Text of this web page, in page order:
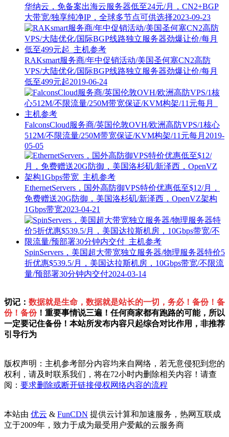
华纳云，免备案出海云服务器低至24元/月，CN2+BGP
大带宽/独享纯净IP，全球多节点可供选择2023-09-23
RAKsmart服务商/年中促销活动/美国圣何塞CN2高防
VPS/大陆优化/国际BGP线路独立服务器劲爆让价/每月
低至499元起2019-06-24
FalconsClo​​ud服务商/英国伦敦OVH/欧洲高防VPS/1核心
512M/不限流量/250M带宽保证/KVM构架/11元每月 2019-
05-05
EthernetServers，国外高防御VPS特价优惠低至$12/月，
免费赠送20G防御，美国洛杉矶/新泽西，OpenVZ架构
1Gbps带宽2023-04-21
SpinServers，美国超大带宽独立服务器/物理服务器特价5
折优惠$539.5/月，美国达拉斯机房，10Gbps带宽/不限流
量/预部署30分钟内交付2024-03-14
切记： 数据就是生命，数据就是站长的一切，务必！备份！备
份！备份！重要事情说三遍！任何商家都有跑路的可能，所以
一定要记住备份！本站所发布内容只起综合对比作用，非推荐
引导行为
版权声明：主机参考部分内容均来自网络，若无意侵犯到您的
权利，请及时联系我们，将在72小时内删除相关内容！请查
阅： 要求删除或断开链接侵权网络内容的流程
本站由 优云 & FunCDN 提供云计算和加速服务，热网互联成
立于2009年，致力于成为最受用户爱戴的云服务商